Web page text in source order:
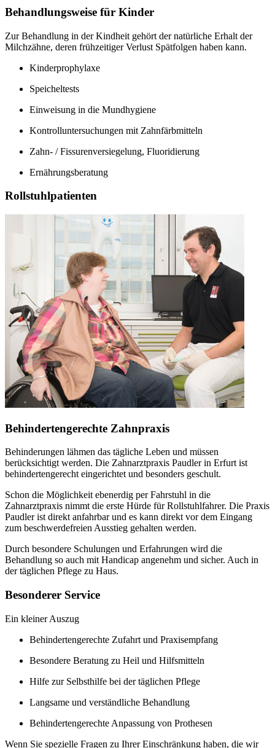
Behandlungsweise für Kinder
Zur Behandlung in der Kindheit gehört der natürliche Erhalt der
Milchzähne, deren frühzeitiger Verlust Spätfolgen haben kann.
Kinderprophylaxe
Speicheltests
Einweisung in die Mundhygiene
Kontrolluntersuchungen mit Zahnfärbmitteln
Zahn- / Fissurenversiegelung, Fluoridierung
Ernährungsberatung
Rollstuhlpatienten
Behindertengerechte Zahnpraxis
Behinderungen lähmen das tägliche Leben und müssen
berücksichtigt werden. Die Zahnarztpraxis Paudler in Erfurt ist
behindertengerecht eingerichtet und besonders geschult.
Schon die Möglichkeit ebenerdig per Fahrstuhl in die
Zahnarztpraxis nimmt die erste Hürde für Rollstuhlfahrer. Die Praxis
Paudler ist direkt anfahrbar und es kann direkt vor dem Eingang
zum beschwerdefreien Ausstieg gehalten werden.
Durch besondere Schulungen und Erfahrungen wird die
Behandlung so auch mit Handicap angenehm und sicher. Auch in
der täglichen Pflege zu Haus.
Besonderer Service
Ein kleiner Auszug
Behindertengerechte Zufahrt und Praxisempfang
Besondere Beratung zu Heil und Hilfsmitteln
Hilfe zur Selbsthilfe bei der täglichen Pflege
Langsame und verständliche Behandlung
Behindertengerechte Anpassung von Prothesen
Wenn Sie spezielle Fragen zu Ihrer Einschränkung haben, die wir